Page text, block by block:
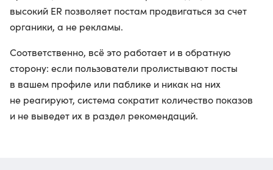
высокий ER позволяет постам продвигаться за счет
органики, а не рекламы.
Соответственно, всё это работает и в обратную
сторону: если пользователи пролистывают посты
в вашем профиле или паблике и никак на них
не реагируют, система сократит количество показов
и не выведет их в раздел рекомендаций.